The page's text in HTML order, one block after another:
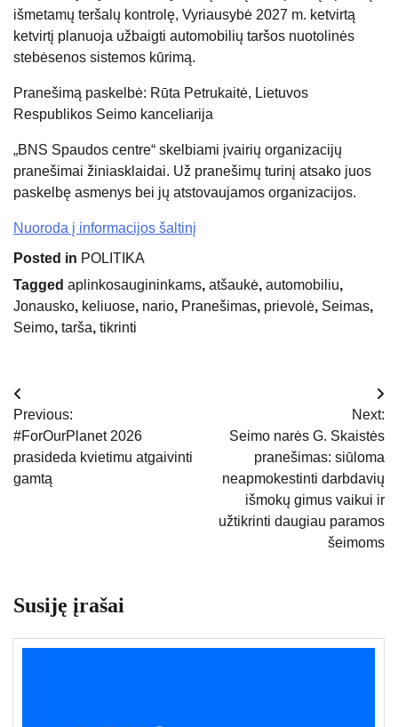
išmetamų teršalų kontrolę, Vyriausybė 2027 m. ketvirtą
ketvirtį planuoja užbaigti automobilių taršos nuotolinės
stebėsenos sistemos kūrimą.
Pranešimą paskelbė: Rūta Petrukaitė, Lietuvos
Respublikos Seimo kanceliarija
„BNS Spaudos centre“ skelbiami įvairių organizacijų
pranešimai žiniasklaidai. Už pranešimų turinį atsako juos
paskelbę asmenys bei jų atstovaujamos organizacijos.
Nuoroda į informacijos šaltinį
Posted in POLITIKA
Tagged aplinkosaugininkams, atšaukė, automobiliu,
Jonausko, keliuose, nario, Pranešimas, prievolė, Seimas,
Seimo, tarša, tikrinti
Navigacija
tarp
įrašų
Previous:
#ForOurPlanet 2026
prasideda kvietimu atgaivinti
gamtą
Next:
Seimo narės G. Skaistės
pranešimas: siūloma
neapmokestinti darbdavių
išmokų gimus vaikui ir
užtikrinti daugiau paramos
šeimoms
Susiję įrašai